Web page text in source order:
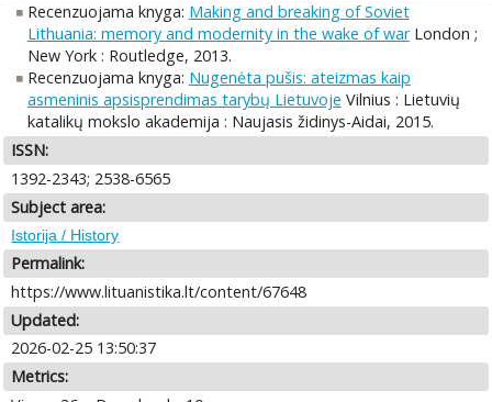
Recenzuojama knyga: Making and breaking of Soviet
Lithuania: memory and modernity in the wake of warLondon ;
New York : Routledge, 2013.
Recenzuojama knyga: Nugenėta pušis: ateizmas kaip
asmeninis apsisprendimas tarybų Lietuvoje Vilnius : Lietuvių
katalikų mokslo akademija : Naujasis židinys-Aidai, 2015.
ISSN:
1392-2343; 2538-6565
Subject area:
Istorija / History
Permalink:
https://www.lituanistika.lt/content/67648
Updated:
2026-02-25 13:50:37
Metrics: